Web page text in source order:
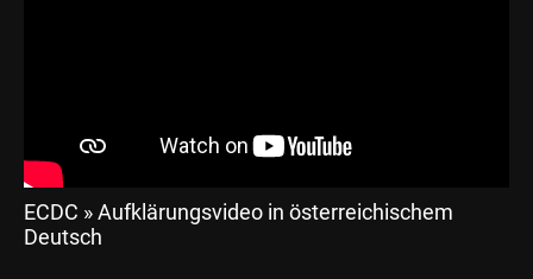
ECDC » Aufklärungsvideo in österreichischem
Deutsch